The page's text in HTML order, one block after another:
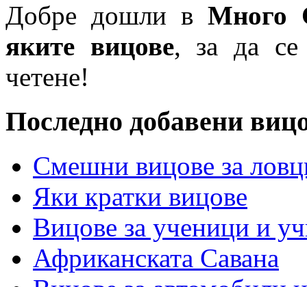
Добре дошли в Много
яките вицове, за да се
четене!
Последно добавени
Смешни вицове за
Яки кратки вицове
Вицове за ученици и
Африканската Савана